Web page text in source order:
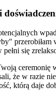
przerobiłam
się
ceremonię
że w razie
którą daje